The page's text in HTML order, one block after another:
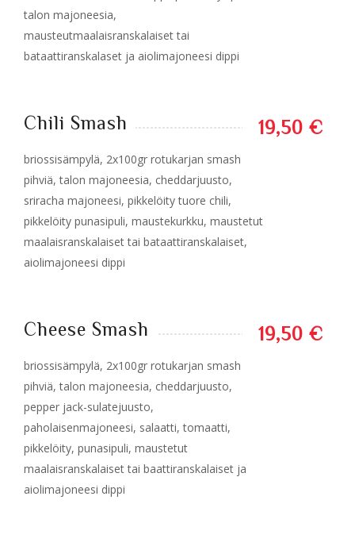
talon majoneesia,
mausteutmaalaisranskalaiset tai
bataattiranskalaset ja aiolimajoneesi dippi
Chili Smash 19,50 €
briossisämpylä, 2x100gr rotukarjan smash
pihviä, talon majoneesia, cheddarjuusto,
sriracha majoneesi, pikkelöity tuore chili,
pikkelöity punasipuli, maustekurkku, maustetut
maalaisranskalaiset tai bataattiranskalaiset,
aiolimajoneesi dippi
Cheese Smash 19,50 €
briossisämpylä, 2x100gr rotukarjan smash
pihviä, talon majoneesia, cheddarjuusto,
pepper jack-sulatejuusto,
paholaisenmajoneesi, salaatti, tomaatti,
pikkelöity, punasipuli, maustetut
maalaisranskalaiset tai baattiranskalaiset ja
aiolimajoneesi dippi